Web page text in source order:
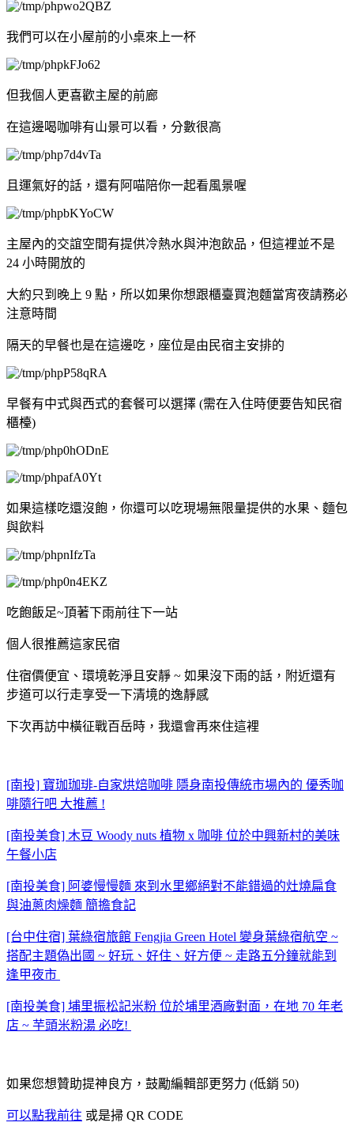
我們可以在小屋前的小桌來上一杯
但我個人更喜歡主屋的前廊
在這邊喝咖啡有山景可以看，分數很高
且運氣好的話，還有阿喵陪你一起看風景喔
主屋內的交誼空間有提供冷熱水與沖泡飲品，但這裡並不是
24 小時開放的
大約只到晚上 9 點，所以如果你想跟櫃臺買泡麵當宵夜請務必
注意時間
隔天的早餐也是在這邊吃，座位是由民宿主安排的
早餐有中式與西式的套餐可以選擇 (需在入住時便要告知民宿
櫃檯)
如果這樣吃還沒飽，你還可以吃現場無限量提供的水果、麵包
與飲料
吃飽飯足~頂著下雨前往下一站
個人很推薦這家民宿
住宿價便宜、環境乾淨且安靜 ~ 如果沒下雨的話，附近還有
步道可以行走享受一下清境的逸靜感
下次再訪中橫征戰百岳時，我還會再來住這裡
[南投] 寶珈珈琲-自家烘焙咖啡 隱身南投傳統市場內的 優秀咖
啡隨行吧 大推薦 !
[南投美食] 木豆 Woody nuts 植物 x 咖啡 位於中興新村的美味
午餐小店
[南投美食] 阿婆慢慢麵 來到水里鄉絕對不能錯過的灶燒扁食
與油蔥肉燥麵 簡擔食記
[台中住宿] 葉綠宿旅館 Fengjia Green Hotel 變身葉綠宿航空 ~
搭配主題偽出國 ~ 好玩、好住、好方便 ~ 走路五分鐘就能到
逢甲夜市
[南投美食] 埔里振松記米粉 位於埔里酒廠對面，在地 70 年老
店 ~ 芋頭米粉湯 必吃!
如果您想贊助提神良方，鼓勵編輯部更努力 (低銷 50)
可以點我前往 或是掃 QR CODE